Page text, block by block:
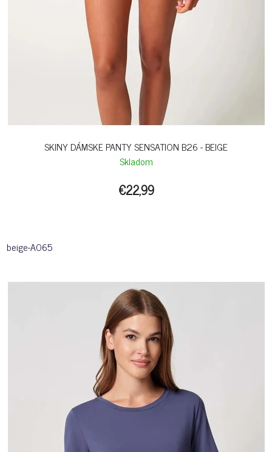
SKINY DÁMSKE PANTY SENSATION B26 - BEIGE
Skladom
€22,99
beige-A065